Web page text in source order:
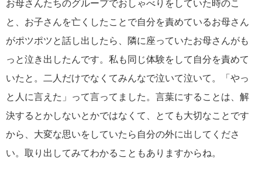
お母さんたちのグループでおしゃべりをしていた時のこ
と、お子さんを亡くしたことで自分を責めているお母さん
がポツポツと話し出したら、隣に座っていたお母さんがも
っと泣き出したんです。私も同じ体験をして自分を責めて
いたと。二人だけでなくてみんなで泣いて泣いて。「やっ
と人に言えた」って言ってました。言葉にすることは、解
決するとかしないとかではなくて、とても大切なことです
から、大変な思いをしていたら自分の外に出してくださ
い。取り出してみてわかることもありますからね。